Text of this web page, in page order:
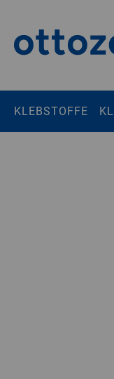
Springen zu
KLEBSTOFFE